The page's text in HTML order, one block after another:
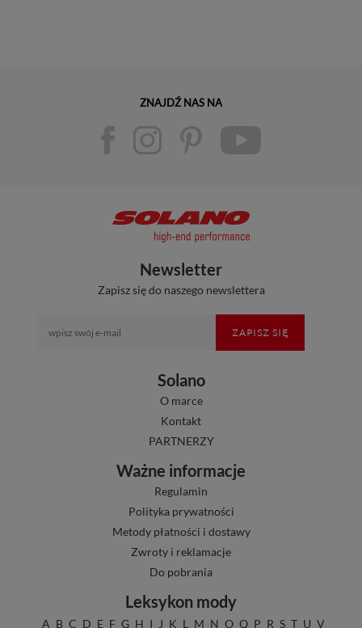
ZNAJDŹ NAS NA
Newsletter
Zapisz się do naszego newslettera
ZAPISZ SIĘ
Solano
O marce
Kontakt
PARTNERZY
Ważne informacje
Regulamin
Polityka prywatności
Metody płatności i dostawy
Zwroty i reklamacje
Do pobrania
Leksykon mody
A B C D E F G H I J K L M N O Q P R S T U V